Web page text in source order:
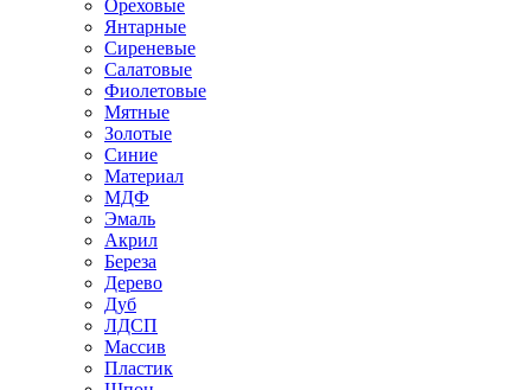
Ореховые
Янтарные
Сиреневые
Салатовые
Фиолетовые
Мятные
Золотые
Синие
Материал
МДФ
Эмаль
Акрил
Береза
Дерево
Дуб
ЛДСП
Массив
Пластик